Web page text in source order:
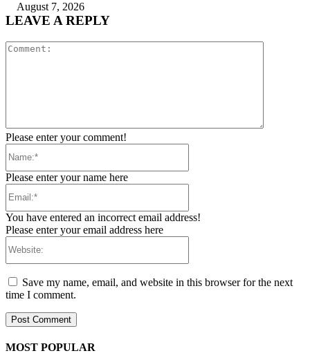
August 7, 2026
LEAVE A REPLY
Please enter your comment!
Please enter your name here
You have entered an incorrect email address!
Please enter your email address here
Save my name, email, and website in this browser for the next
time I comment.
MOST POPULAR